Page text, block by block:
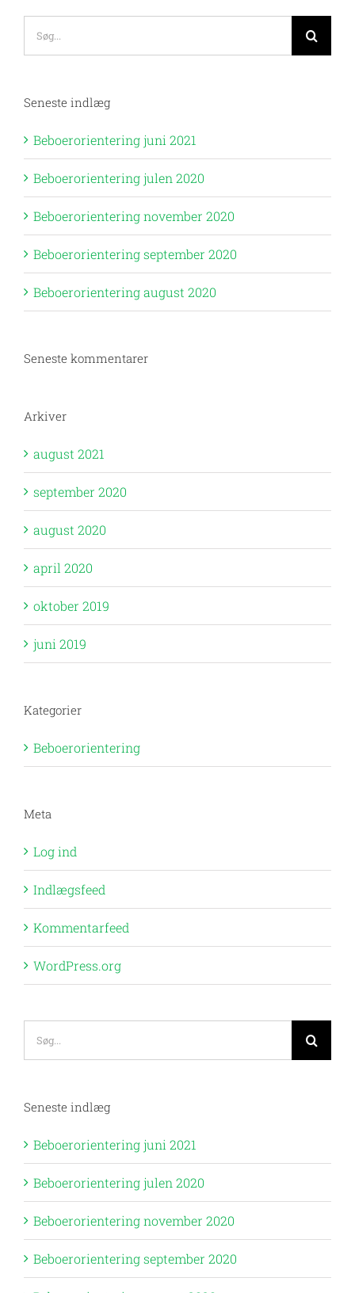
efter:
Seneste indlæg
Beboerorientering juni 2021
Beboerorientering julen 2020
Beboerorientering november 2020
Beboerorientering september 2020
Beboerorientering august 2020
Seneste kommentarer
Arkiver
august 2021
september 2020
august 2020
april 2020
oktober 2019
juni 2019
Kategorier
Beboerorientering
Meta
Log ind
Indlægsfeed
Kommentarfeed
WordPress.org
efter:
Seneste indlæg
Beboerorientering juni 2021
Beboerorientering julen 2020
Beboerorientering november 2020
Beboerorientering september 2020